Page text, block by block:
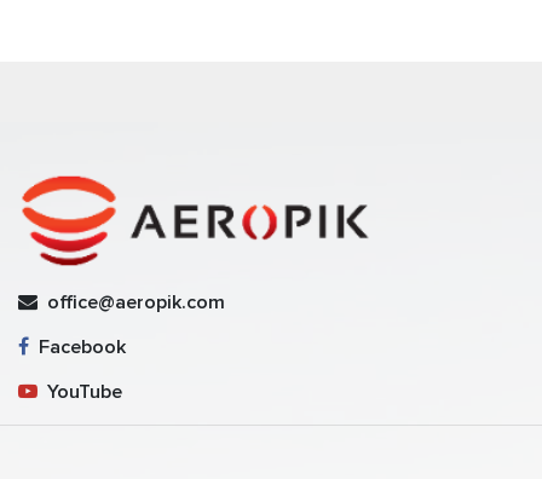
office@aeropik.com
Facebook
YouTube